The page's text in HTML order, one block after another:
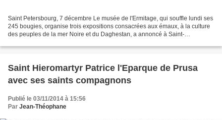
Saint Petersbourg, 7 décembre Le musée de l'Ermitage, qui souffle lundi ses
245 bougies, organise trois expositions consacrées aux émaux, à la culture
des peuples de la mer Noire et du Daghestan, a annoncé à Saint-
Saint Hieromartyr Patrice l'Eparque de Prusa
avec ses saints compagnons
Publié le 03/11/2014 à 15:56
Par Jean-Théophane